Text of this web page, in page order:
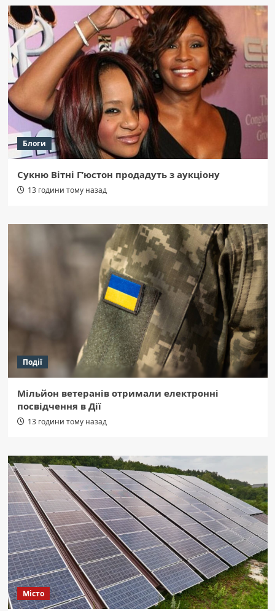
Блоги
Сукню Вітні Г’юстон продадуть з аукціону
13 години тому назад
Події
Мільйон ветеранів отримали електронні
посвідчення в Дії
13 години тому назад
Місто